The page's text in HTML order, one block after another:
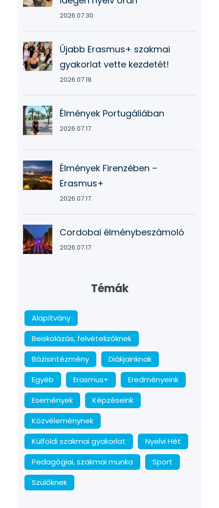
2026.07.30.
Újabb Erasmus+ szakmai
gyakorlat vette kezdetét!
2026.07.19.
Élmények Portugáliában
2026.07.17.
Élmények Firenzében –
Erasmus+
2026.07.17.
Cordobai élménybeszámoló
2026.07.17.
Témák
Alapítvány
Beiskolázás, felvételizőknek
Bázisintézmény
Diákjainknak
Egyéb
Erasmus+
Eredményeink
Események
Képzéseink
Közvéleménynek
Külföldi szakmai gyakorlat
Nyelvi Hét
Pedagógiai, szakmai munka
Sport
Szülőknek